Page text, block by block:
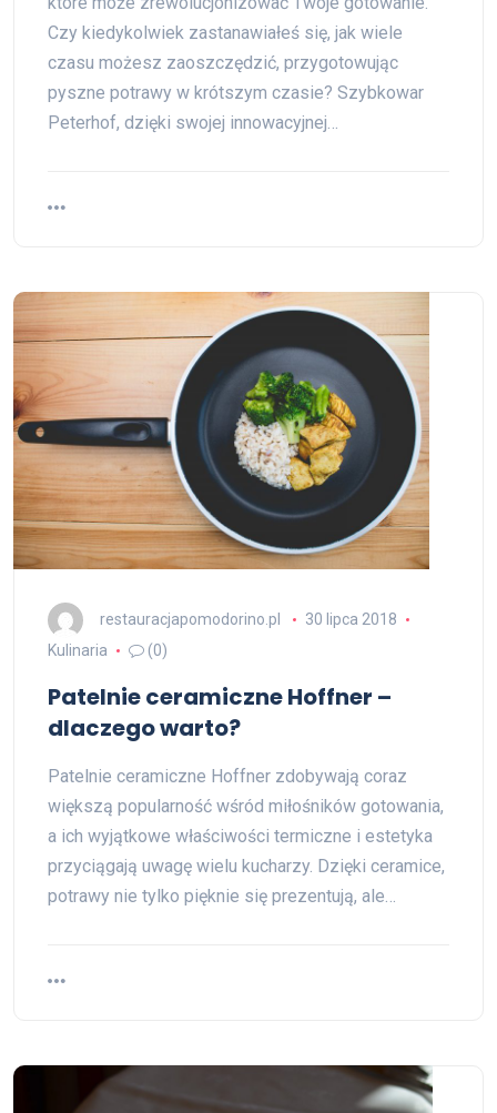
Czy kiedykolwiek zastanawiałeś się, jak wiele
czasu możesz zaoszczędzić, przygotowując
pyszne potrawy w krótszym czasie? Szybkowar
Peterhof, dzięki swojej innowacyjnej…
restauracjapomodorino.pl
30 lipca 2018
Kulinaria
(0)
Patelnie ceramiczne Hoffner –
dlaczego warto?
Patelnie ceramiczne Hoffner zdobywają coraz
większą popularność wśród miłośników gotowania,
a ich wyjątkowe właściwości termiczne i estetyka
przyciągają uwagę wielu kucharzy. Dzięki ceramice,
potrawy nie tylko pięknie się prezentują, ale…